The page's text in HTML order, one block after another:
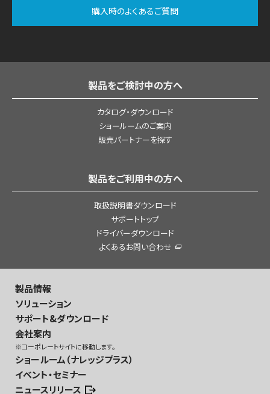
購入時のよくあるご質問
製品をご検討中の方へ
カタログ・ダウンロード
ショールームのご案内
販売パートナーを探す
製品をご利用中の方へ
取扱説明書ダウンロード
サポートトップ
ドライバーダウンロード
よくあるお問い合わせ
製品情報
ソリューション
サポート&ダウンロード
会社案内
※コーポレートサイトに移動します。
ショールーム（ナレッジプラス）
イベント・セミナー
ニュースリリース